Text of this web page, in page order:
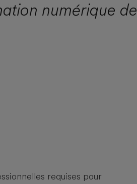
numérique de
requises pour